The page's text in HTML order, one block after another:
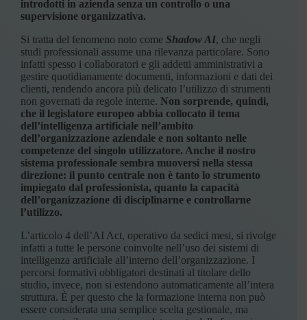
introdotti in azienda senza un controllo o una
supervisione organizzativa.
Si tratta del fenomeno noto come Shadow AI, che negli
studi professionali assume una rilevanza particolare. Sono
infatti spesso i collaboratori e gli addetti amministrativi a
gestire quotidianamente documenti, informazioni e dati dei
clienti, rendendo ancora più delicato l’utilizzo di strumenti
non governati da regole interne. Non sorprende, quindi,
che il legislatore europeo abbia collocato il tema
dell’intelligenza artificiale nell’ambito
dell’organizzazione aziendale e non soltanto nelle
competenze del singolo utilizzatore. Anche il nostro
sistema professionale sembra muoversi nella stessa
direzione: il punto centrale non è tanto lo strumento
impiegato dal professionista, quanto la capacità
dell’organizzazione di disciplinarne e controllarne
l’utilizzo.
L’articolo 4 dell’AI Act, operativo da sedici mesi, si rivolge
infatti a tutte le persone coinvolte nell’uso dei sistemi di
intelligenza artificiale all’interno dell’organizzazione. I
percorsi formativi obbligatori destinati al titolare dello
studio, invece, non si estendono automaticamente all’intera
struttura. È per questo che la formazione interna non può
essere considerata una semplice scelta gestionale, ma